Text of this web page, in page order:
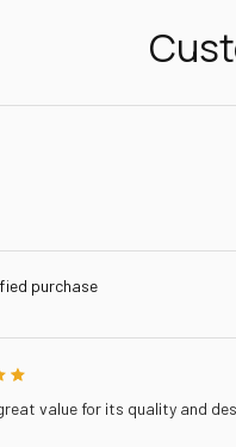
purchase
value for its quality and